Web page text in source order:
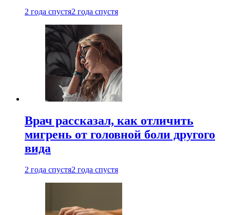
2 года спустя2 года спустя
Врач рассказал, как отличить
мигрень от головной боли другого
вида
2 года спустя2 года спустя